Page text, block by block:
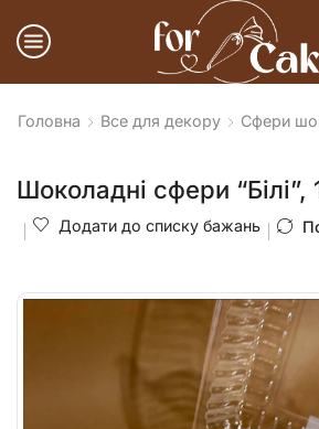
Головна Все для декору Сфери
Шоколадні сфери “Білі”,
Додати до списку бажань